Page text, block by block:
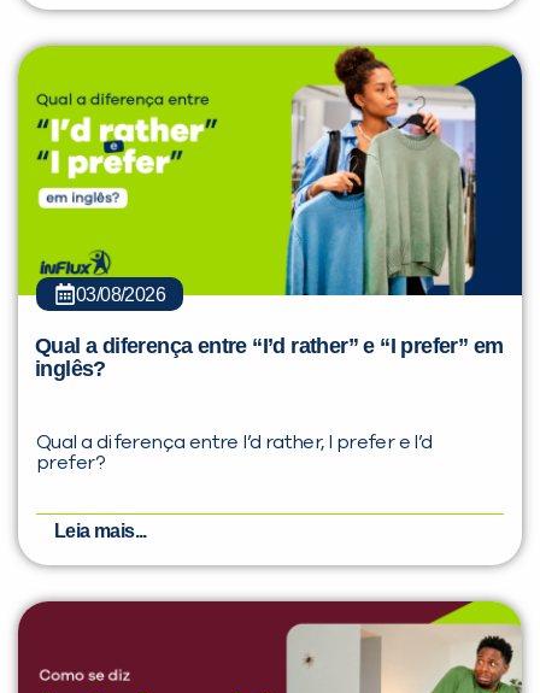
03/08/2026
Qual a diferença entre “I’d rather” e “I prefer” em
inglês?
Qual a diferença entre I’d rather, I prefer e I’d
prefer?
Leia mais...